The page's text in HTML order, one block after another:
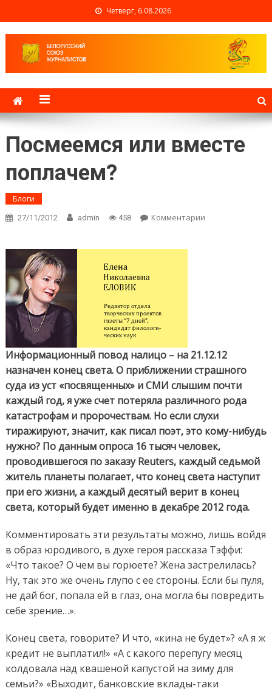
Четверг, 6.08.2026
Белорусский союз
журналистов
Посмеемся или вместе
поплачем?
Блоги
27/11/2012 admin 458 Комментарии
Информационный повод налицо – на 21.12.12
назначен конец света. О приближении страшного
суда из уст «посвященных» и СМИ слышим почти
каждый год, я уже счет потеряла различного рода
катастрофам и пророчествам. Но если слухи
тиражируют, значит, как писал поэт, это кому-нибудь
нужно? По данным опроса 16 тысяч человек,
проводившегося по заказу Reuters, каждый седьмой
житель планеты полагает, что конец света наступит
при его жизни, а каждый десятый верит в конец
света, который будет именно в декабре 2012 года.
Комментировать эти результаты можно, лишь войдя
в образ юродивого, в духе героя рассказа Тэффи:
«Что такое? О чем вы горюете? Жена застрелилась?
Ну, так это же очень глупо с ее стороны. Если бы пуля,
не дай бог, попала ей в глаз, она могла бы повредить
себе зрение…».
Конец света, говорите? И что, «кина не будет»? «А я ж
кредит не выплатил!» «А с какого перепугу месяц
колдовала над квашеной капустой на зиму для
семьи?» «Выходит, банковские вклады-таки